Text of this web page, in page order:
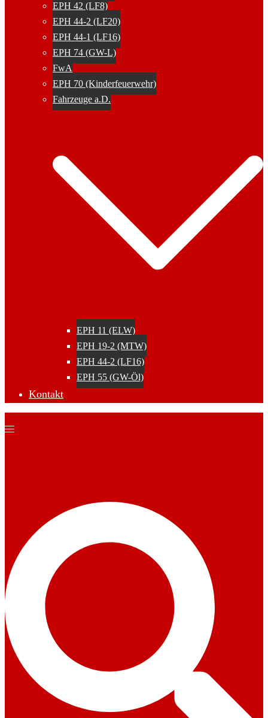
EPH 42 (LF8)
EPH 44-2 (LF20)
EPH 44-1 (LF16)
EPH 74 (GW-L)
FwA
EPH 70 (Kinderfeuerwehr)
Fahrzeuge a.D.
EPH 11 (ELW)
EPH 19-2 (MTW)
EPH 44-2 (LF16)
EPH 55 (GW-Öl)
Kontakt
Menü